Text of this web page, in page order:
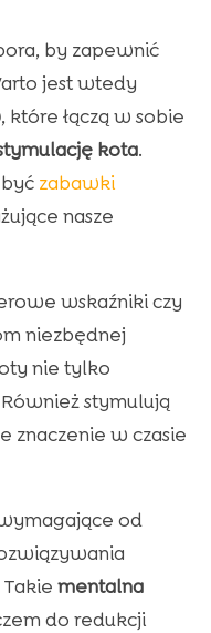
by zapewnić
jest wtedy
, które łączą w sobie
kota.
zabawki
nasze
wskaźniki czy
niezbędnej
nie tylko
stymulują
znaczenie w czasie
od
mentalna
do redukcji